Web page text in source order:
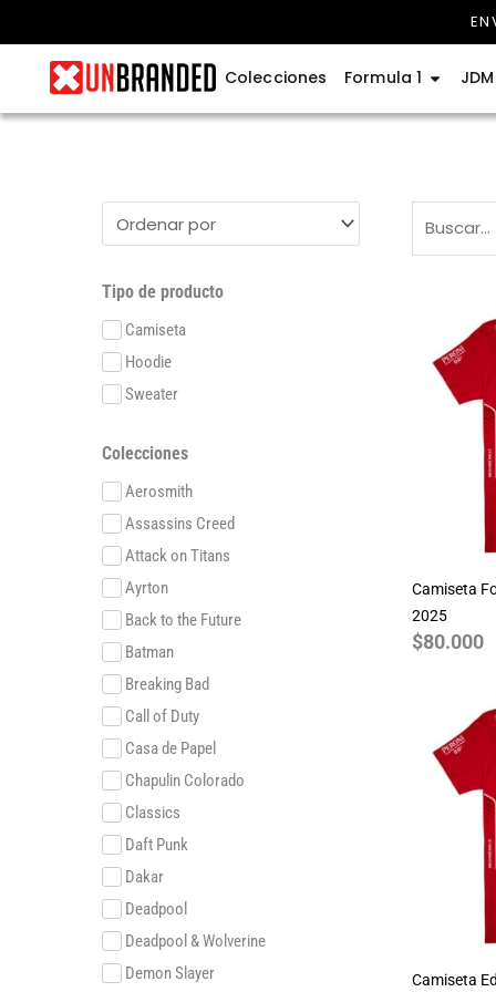
contenido
Colecciones Formula 1 AbrirJDM
Tipo de producto
Camiseta
Hoodie
Sweater
Colecciones
Aerosmith
Assassins Creed
Attack on Titans
Ayrton
Back to the Future
Batman
Breaking Bad
Call of Duty
Casa de Papel
Chapulin Colorado
Classics
Daft Punk
Dakar
Deadpool
Deadpool & Wolverine
Demon Slayer
Camiseta
2025
$80.000
Camiseta